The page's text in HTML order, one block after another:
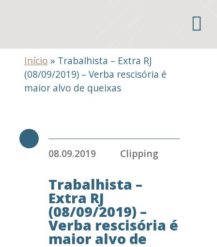
Início » Trabalhista – Extra RJ
(08/09/2019) – Verba rescisória é
maior alvo de queixas
08.09.2019 Clipping
Trabalhista –
Extra RJ
(08/09/2019) –
Verba rescisória é
maior alvo de